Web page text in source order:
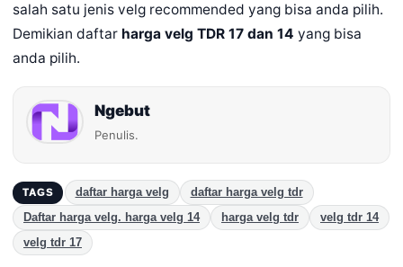
salah satu jenis velg recommended yang bisa anda pilih.
Demikian daftar harga velg TDR 17 dan 14 yang bisa
anda pilih.
Ngebut
Penulis.
TAGS daftar harga velg
daftar harga velg tdr
Daftar harga velg. harga velg 14
harga velg tdr
velg tdr 14
velg tdr 17